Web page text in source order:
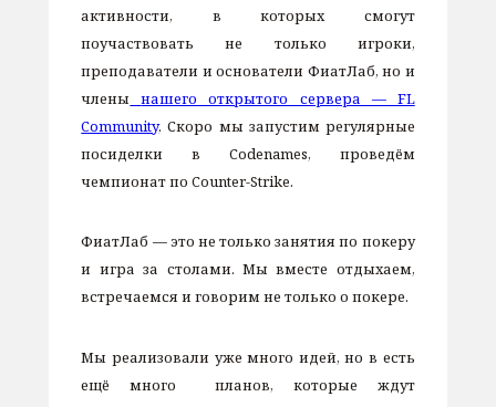
активности, в которых смогут
поучаствовать не только игроки,
преподаватели и основатели ФиатЛаб, но и
члены
нашего открытого сервера — FL
Community. Скоро мы запустим регулярные
посиделки в Codenames, проведём
чемпионат по Counter-Strike.
ФиатЛаб — это не только занятия по покеру
и игра за столами. Мы вместе отдыхаем,
встречаемся и говорим не только о покере.
Мы реализовали уже много идей, но в есть
ещё много планов, которые ждут